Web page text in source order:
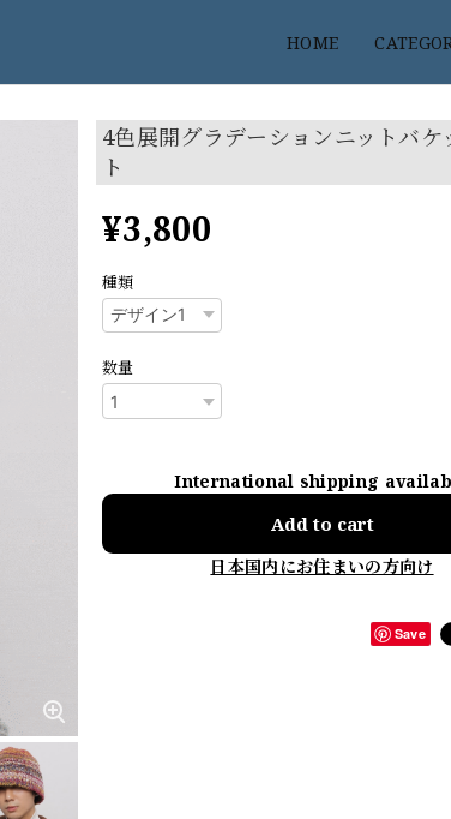
HOME
4色展開グラデーションニットバケ
ト
¥3,800
種類
数量
International shipping
Add to cart
日本国内にお住まいの方向け
Save